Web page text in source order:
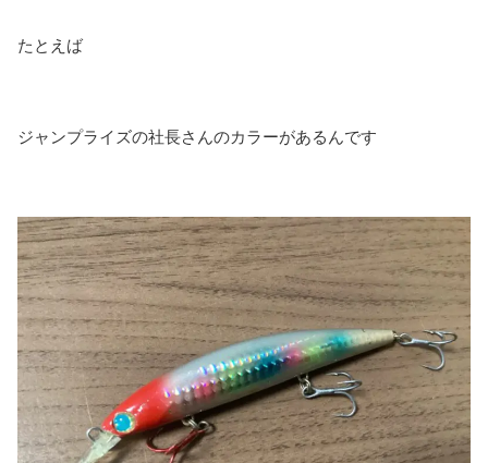
たとえば
ジャンプライズの社長さんのカラーがあるんです